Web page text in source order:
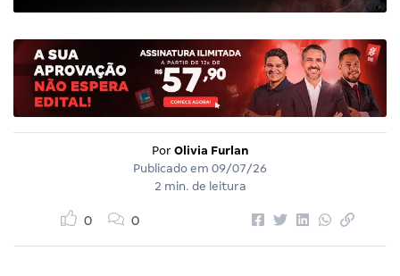
Por Olivia Furlan
Publicado em 09/07/26
2 min. de leitura
0 0